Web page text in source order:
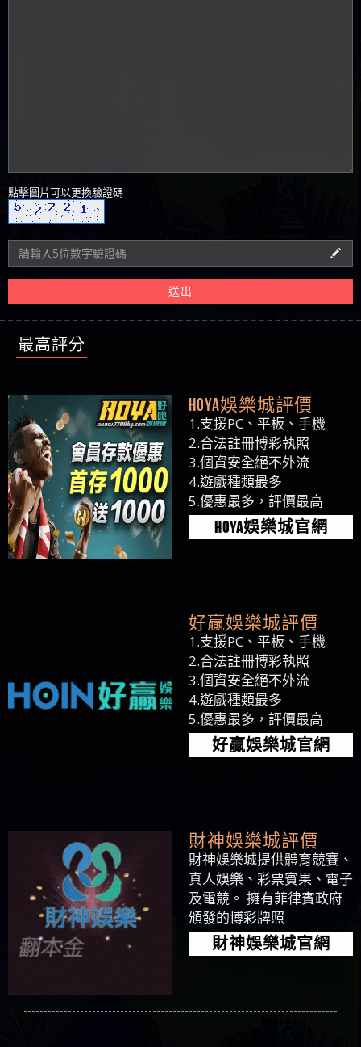
點擊圖片可以更換驗證碼
送出
最高評分
HOYA娛樂城評價
1.支援PC、平板、手機
2.合法註冊博彩執照
3.個資安全絕不外流
4.遊戲種類最多
5.優惠最多，評價最高
HOYA娛樂城官網
好贏娛樂城評價
1.支援PC、平板、手機
2.合法註冊博彩執照
3.個資安全絕不外流
4.遊戲種類最多
5.優惠最多，評價最高
好贏娛樂城官網
財神娛樂城評價
財神娛樂城提供體育競賽、
真人娛樂、彩票賓果、電子
及電競。 擁有菲律賓政府
頒發的博彩牌照
財神娛樂城官網